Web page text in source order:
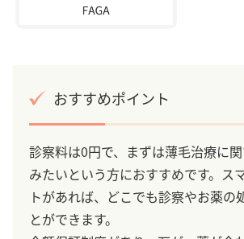
おすすめポイント
診察料は0円で、まずは薄毛治療に
みたいという方におすすめです。ス
トがあれば、どこでも診察やお薬の
とができます。